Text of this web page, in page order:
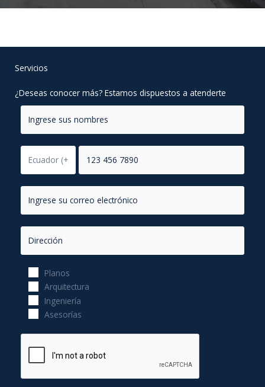
Servicios
¿Deseas conocer más? Estamos dispuestos a atenderte
Planos
Arquitectura
Ingeniería
Asesorías